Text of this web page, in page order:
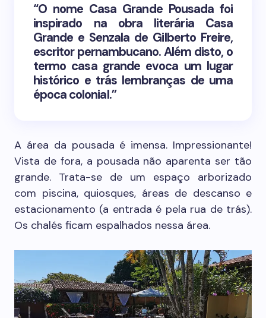
“O nome Casa Grande Pousada foi
inspirado na obra literária Casa
Grande e Senzala de Gilberto Freire,
escritor pernambucano. Além disto, o
termo casa grande evoca um lugar
histórico e trás lembranças de uma
época colonial.”
A área da pousada é imensa. Impressionante!
Vista de fora, a pousada não aparenta ser tão
grande. Trata-se de um espaço arborizado
com piscina, quiosques, áreas de descanso e
estacionamento (a entrada é pela rua de trás).
Os chalés ficam espalhados nessa área.